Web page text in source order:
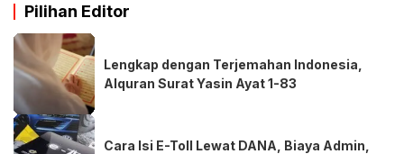
Pilihan Editor
Lengkap dengan Terjemahan Indonesia,
Alquran Surat Yasin Ayat 1-83
Cara Isi E-Toll Lewat DANA, Biaya Admin,